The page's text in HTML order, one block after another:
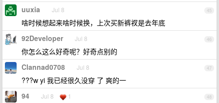
45
uuxia Jul 8
啥时候想起来啥时候换，上次买新裤衩是去年底
46
92Developer Jul 8
你怎么这么好奇呢？好奇点别的
47
Clannad0708 Jul 8
???w yi 我已经很久没穿 了 爽的一
48
94 Jul 8 1